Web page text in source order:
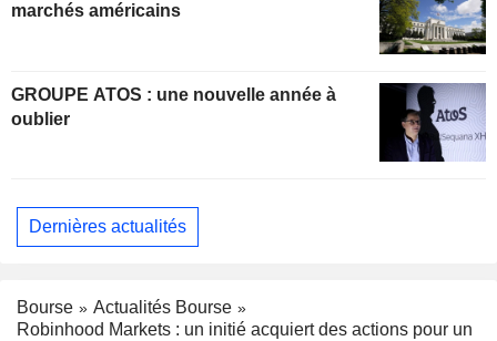
marchés américains
GROUPE ATOS : une nouvelle année à
oublier
Dernières actualités
Bourse
Actualités Bourse
Robinhood Markets : un initié acquiert des actions pour un